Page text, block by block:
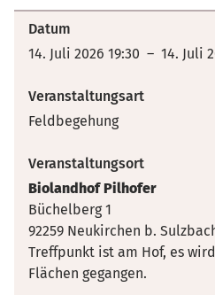
Datum
14. Juli 2026 19:30 – 14. Juli
Veranstaltungsart
Feldbegehung
Veranstaltungsort
Biolandhof Pilhofer
Büchelberg 1
92259 Neukirchen b.
Treffpunkt ist am Hof, es
Flächen gegangen.